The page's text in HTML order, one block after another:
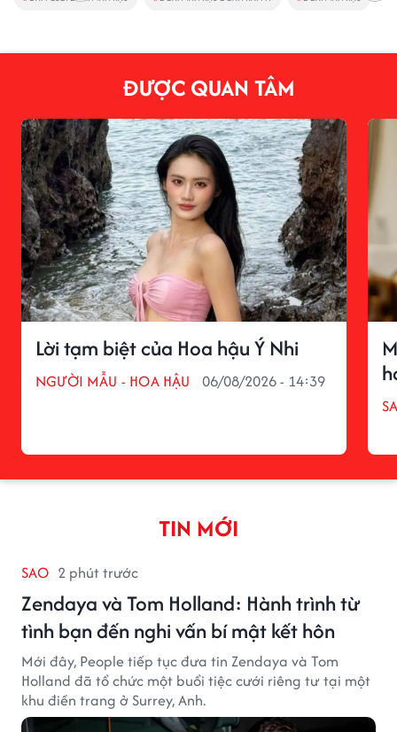
ĐƯỢC QUAN TÂM
Lời tạm biệt của Hoa hậu Ý Nhi
NGƯỜI MẪU - HOA HẬU 06/08/2026 - 14:39
TIN MỚI
SAO 2 phút trước
Zendaya và Tom Holland: Hành trình từ
tình bạn đến nghi vấn bí mật kết hôn
Mới đây, People tiếp tục đưa tin Zendaya và Tom
Holland đã tổ chức một buổi tiệc cưới riêng tư tại một
khu điền trang ở Surrey, Anh.